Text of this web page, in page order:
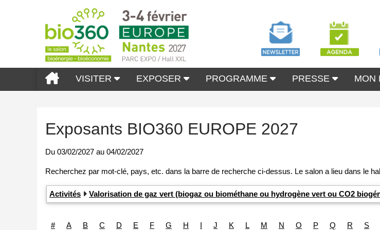
VISITER EXPOSER PROGRAMME PRESSE MON
Exposants BIO360 EUROPE 2027
Du 03/02/2027 au 04/02/2027
Activités Valorisation de gaz vert (biogaz ou biométhane ou hydrogène vert ou CO2
# A B C D E F G H I J K L M N O P Q R S